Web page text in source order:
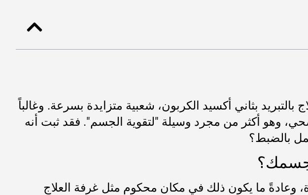
بثاني أكسيد الكربون، شعبية متزايدة بسرعة. وغالباً
وهو أكثر من مجرد وسيلة "لتقوية الجسم". فقد ثبت أنه
بالضبط؟
لجسمك؟
وعادةً ما يكون ذلك في مكان محكوم مثل غرفة العلاج